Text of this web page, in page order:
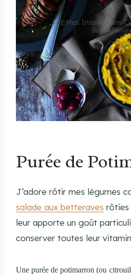
Purée de
J’adore rôtir mes légumes
salade aux betteraves rôties
leur apporte un goût
conserver toutes leur
Une purée de potimarron (ou